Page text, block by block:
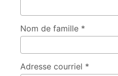
Nom de famille *
Adresse courriel *